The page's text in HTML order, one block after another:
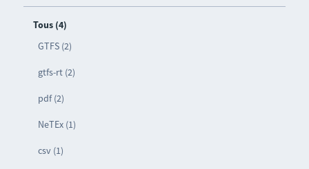
Tous (4)
GTFS (2)
gtfs-rt (2)
pdf (2)
NeTEx (1)
csv (1)